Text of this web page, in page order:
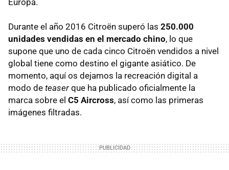
Durante el año 2016 Citroën superó las 250.000
unidades vendidas en el mercado chino, lo que
supone que uno de cada cinco Citroën vendidos a nivel
global tiene como destino el gigante asiático. De
momento, aquí os dejamos la recreación digital a
modo de teaser que ha publicado oficialmente la
marca sobre el C5 Aircross, así como las primeras
imágenes filtradas.